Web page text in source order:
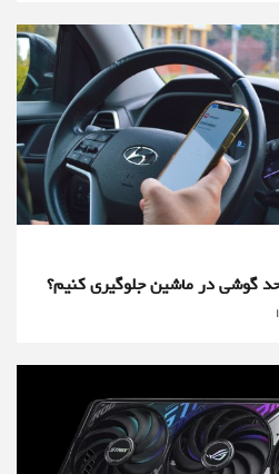
گوشی در ماشین جلوگیری کنیم؟